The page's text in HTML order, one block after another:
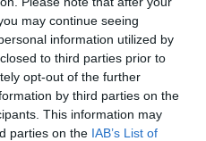
may continue seeing
information utilized by
to third parties prior to
opt-out of the further
by third parties on the
This information may
parties on the IAB’s List of